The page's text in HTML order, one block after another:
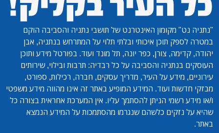
"נתניה נט" מקומון האינטרנט של תושבי נתניה והסביבה הוקם
במטרה לספק תוכן איכותי ובלתי תלוי על המתרחש בנתניה, אבן
יהודה, קדימה, צורן, כפר יונה, תל מונד ועוד. בפורטל מידע ותוכן
העוסקים בנתניה והסביבה על כל רבדיה: תרבות ובילוי, שירותים
עירוניים, מידע על העיר, מדריך עסקים, חברה, רכילות, ספורט,
מבזקי חדשות ועוד. המידע המופיע באתר זה אינו מהווה מידע משפטי
ו/או מידע רשמי הניתן להסתמך עליו. אין המערכת אחראית בצורה כל
שהיא על נזקים כלשהם שנגרמו מהסתמכות על המידע הנמצא
באתר.